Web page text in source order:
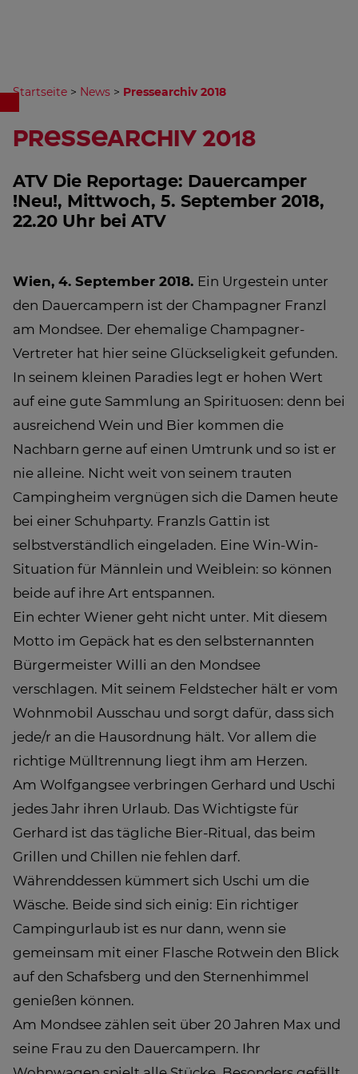
Startseite > News > Pressearchiv 2018
Pressearchiv 2018
ATV Die Reportage: Dauercamper
!Neu!, Mittwoch, 5. September 2018,
22.20 Uhr bei ATV
Wien, 4. September 2018. Ein Urgestein unter
den Dauercampern ist der Champagner Franzl
am Mondsee. Der ehemalige Champagner-
Vertreter hat hier seine Glückseligkeit gefunden.
In seinem kleinen Paradies legt er hohen Wert
auf eine gute Sammlung an Spirituosen: denn bei
ausreichend Wein und Bier kommen die
Nachbarn gerne auf einen Umtrunk und so ist er
nie alleine. Nicht weit von seinem trauten
Campingheim vergnügen sich die Damen heute
bei einer Schuhparty. Franzls Gattin ist
selbstverständlich eingeladen. Eine Win-Win-
Situation für Männlein und Weiblein: so können
beide auf ihre Art entspannen.
Ein echter Wiener geht nicht unter. Mit diesem
Motto im Gepäck hat es den selbsternannten
Bürgermeister Willi an den Mondsee
verschlagen. Mit seinem Feldstecher hält er vom
Wohnmobil Ausschau und sorgt dafür, dass sich
jede/r an die Hausordnung hält. Vor allem die
richtige Mülltrennung liegt ihm am Herzen.
Am Wolfgangsee verbringen Gerhard und Uschi
jedes Jahr ihren Urlaub. Das Wichtigste für
Gerhard ist das tägliche Bier-Ritual, das beim
Grillen und Chillen nie fehlen darf.
Währenddessen kümmert sich Uschi um die
Wäsche. Beide sind sich einig: Ein richtiger
Campingurlaub ist es nur dann, wenn sie
gemeinsam mit einer Flasche Rotwein den Blick
auf den Schafsberg und den Sternenhimmel
genießen können.
Am Mondsee zählen seit über 20 Jahren Max und
seine Frau zu den Dauercampern. Ihr